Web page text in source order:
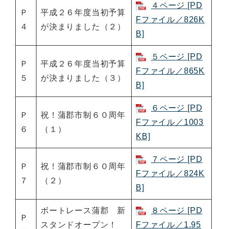
Ｐ
４
平成２６年度当初予算
が決まりました（２）
４ページ [PD
Fファイル／826K
B]
Ｐ
５
平成２６年度当初予算
が決まりました（３）
５ページ [PD
Fファイル／865K
B]
Ｐ
６
祝！蒲郡市制６０周年
（１）
６ページ [PD
Fファイル／1003
KB]
Ｐ
７
祝！蒲郡市制６０周年
（２）
７ページ [PD
Fファイル／824K
B]
Ｐ
ボートレース蒲郡 新
スタンドオープン！
８ページ [PD
Fファイル／1.95